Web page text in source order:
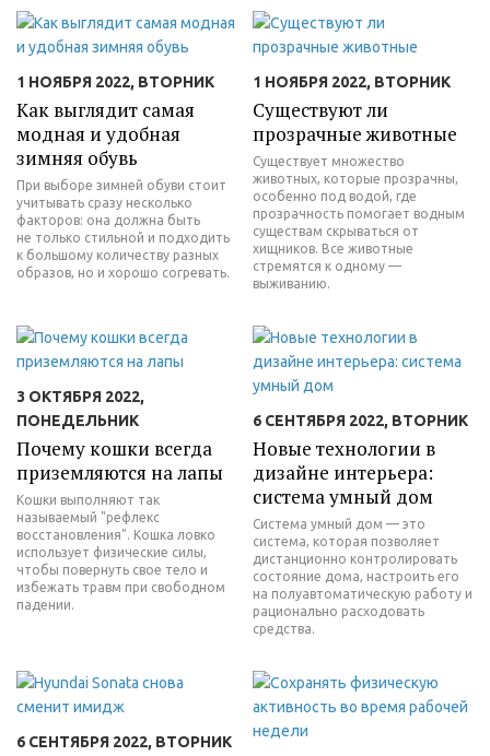
1 НОЯБРЯ 2022, ВТОРНИК
Как выглядит самая
модная и удобная
зимняя обувь
При выборе зимней обуви стоит
учитывать сразу несколько
факторов: она должна быть
не только стильной и подходить
к большому количеству разных
образов, но и хорошо согревать.
1 НОЯБРЯ 2022, ВТОРНИК
Существуют ли
прозрачные животные
Существует множество
животных, которые прозрачны,
особенно под водой, где
прозрачность помогает водным
существам скрываться от
хищников. Все животные
стремятся к одному —
выживанию.
3 ОКТЯБРЯ 2022,
ПОНЕДЕЛЬНИК
Почему кошки всегда
приземляются на лапы
Кошки выполняют так
называемый "рефлекс
восстановления". Кошка ловко
использует физические силы,
чтобы повернуть свое тело и
избежать травм при свободном
падении.
6 СЕНТЯБРЯ 2022, ВТОРНИК
Новые технологии в
дизайне интерьера:
система умный дом
Система умный дом — это
система, которая позволяет
дистанционно контролировать
состояние дома, настроить его
на полуавтоматическую работу и
рационально расходовать
средства.
6 СЕНТЯБРЯ 2022, ВТОРНИК